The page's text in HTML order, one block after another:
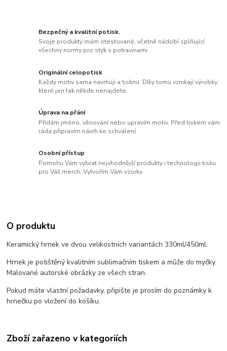
Bezpečný a kvalitní potisk.
Svoje produkty mám otestované, včetně nádobí splňující
všechny normy pro styk s potravinami
Originální celopotisk
Každý motiv sama navrhuji a tisknu. Díky tomu vznikají výrobky,
které jen tak někde nenajdete.
Úprava na přání
Přidám jméno, věnování nebo upravím motiv. Před tiskem vám
ráda připravím návrh ke schválení.
Osobní přístup
Pomohu Vám vybrat nejvhodnější produkty i technologii tisku
pro Váš merch. Vytvořím Vám vzorky.
O produktu
Keramický hrnek ve dvou velikostních variantách 330ml/450ml.
Hrnek je potištěný kvalitním sublimačním tiskem a může do myčky.
Malované autorské obrázky ze všech stran.
Pokud máte vlastní požadavky, připište je prosím do poznámky k
hrnečku po vložení do košíku.
Zboží zařazeno v kategoriích